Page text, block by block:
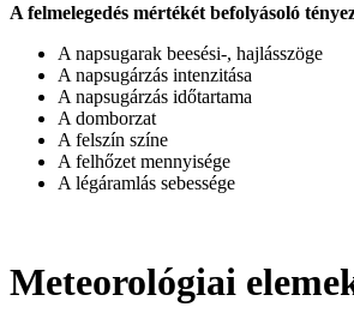
A felmelegedés mértékét befolyásoló
A napsugarak beesési-, hajlásszöge
A napsugárzás intenzitása
A napsugárzás időtartama
A domborzat
A felszín színe
A felhőzet mennyisége
A légáramlás sebessége
Meteorológiai